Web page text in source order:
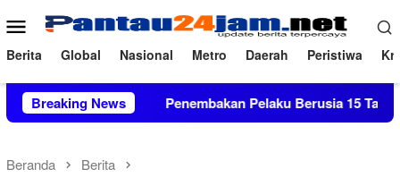
ke
konten
Menu
Mobile
Berita Global Nasional Metro Daerah Peristiwa
Breaking NewsPenembakan Pelaku Berusia 15 Tahun di
Beranda Berita